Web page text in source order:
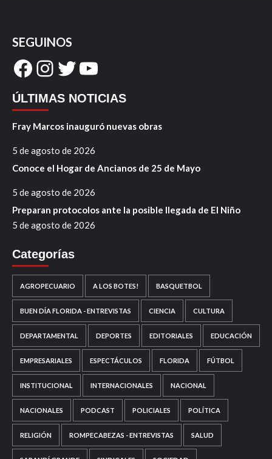
SEGUINOS
Facebook
Instagram
Twitter
YouTube
ÚLTIMAS NOTICIAS
Fray Marcos inauguró nuevas obras
5 de agosto de 2026
Conoce el Hogar de Ancianos de 25 de Mayo
5 de agosto de 2026
Preparan protocolos ante la posible llegada de El Niño
5 de agosto de 2026
Categorías
AGROPECUARIO A LOS BOTES! BASQUETBOL
BUEN DÍA FLORIDA - ENTREVISTAS CIENCIA CULTURA
DEPARTAMENTAL DEPORTES EDITORIALES EDUCACIÓN
EMPRESARIALES ESPECTÁCULOS FLORIDA FÚTBOL
INSTITUCIONAL INTERNACIONALES NACIONAL
NACIONALES PODCAST POLICIALES POLÍTICA
RELIGIÓN ROMPECABEZAS - ENTREVISTAS SALUD